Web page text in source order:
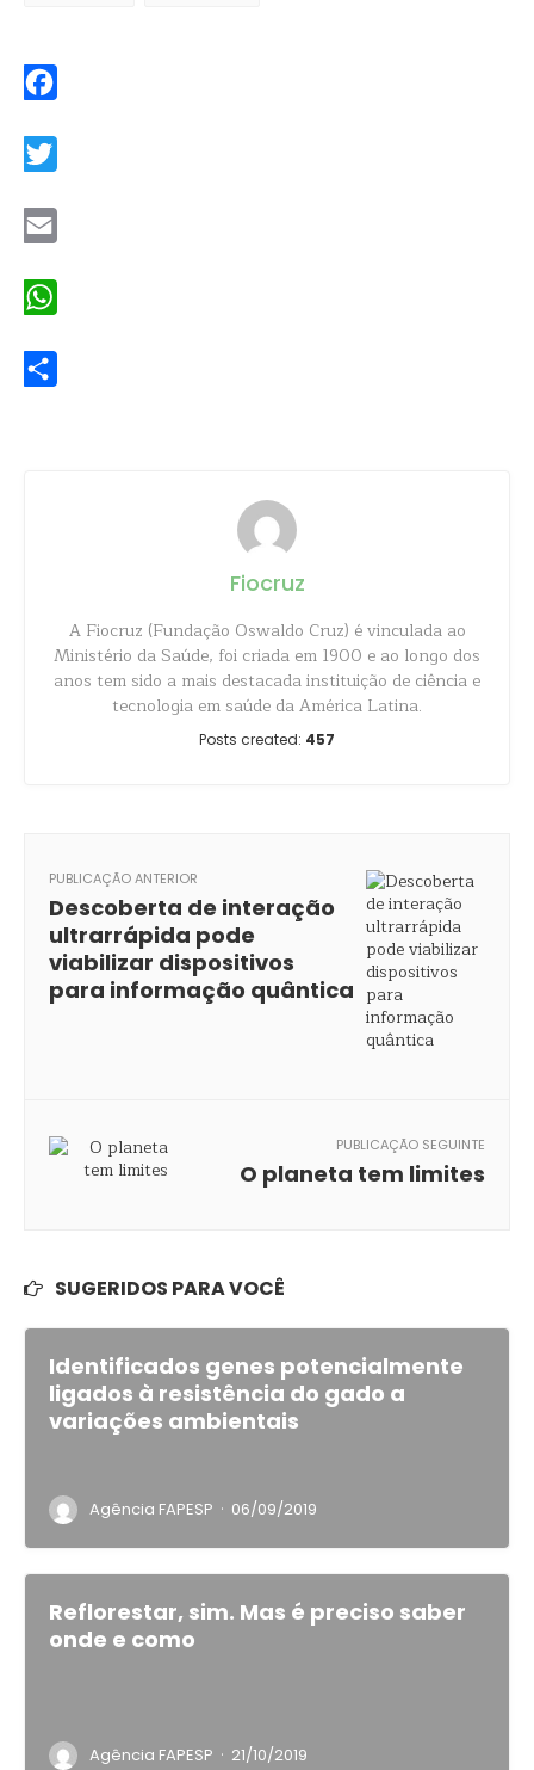
Fiocruz
A Fiocruz (Fundação Oswaldo Cruz) é vinculada ao
Ministério da Saúde, foi criada em 1900 e ao longo dos
anos tem sido a mais destacada instituição de ciência e
tecnologia em saúde da América Latina.
Posts created: 457
PUBLICAÇÃO ANTERIOR
Descoberta de interação
ultrarrápida pode
viabilizar dispositivos
para informação quântica
PUBLICAÇÃO SEGUINTE
O planeta tem limites
SUGERIDOS PARA VOCÊ
Identificados genes potencialmente
ligados à resistência do gado a
variações ambientais
Agência FAPESP · 06/09/2019
Reflorestar, sim. Mas é preciso saber
onde e como
Agência FAPESP · 21/10/2019